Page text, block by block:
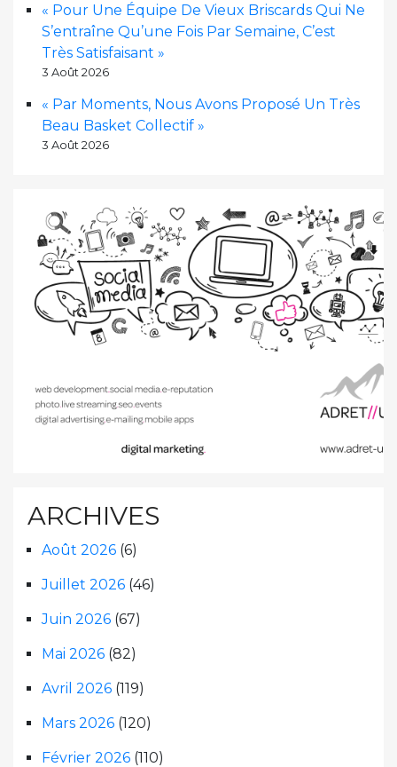
« Pour Une Équipe De Vieux Briscards Qui Ne
S’entraîne Qu’une Fois Par Semaine, C’est
Très Satisfaisant »
3 Août 2026
« Par Moments, Nous Avons Proposé Un Très
Beau Basket Collectif »
3 Août 2026
ARCHIVES
Août 2026 (6)
Juillet 2026 (46)
Juin 2026 (67)
Mai 2026 (82)
Avril 2026 (119)
Mars 2026 (120)
Février 2026 (110)